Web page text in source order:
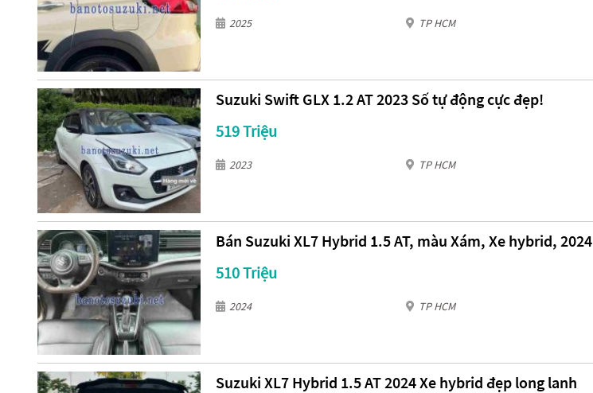
2025 TP HCM
Suzuki Swift GLX 1.2 AT 2023 Số tự động cực đẹp!
519 Triệu
2023 TP HCM
Bán Suzuki XL7 Hybrid 1.5 AT, màu Xám, Xe hybrid, 2024
510 Triệu
2024 TP HCM
Suzuki XL7 Hybrid 1.5 AT 2024 Xe hybrid đẹp long lanh